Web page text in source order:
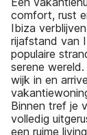
comfort, rust
Ibiza
rijafstand van
populaire
serene
wijk in en
Binnen tref je
volledig
een ruime